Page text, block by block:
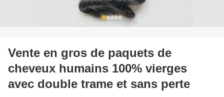
Vente en gros de paquets de
cheveux humains 100% vierges
avec double trame et sans perte